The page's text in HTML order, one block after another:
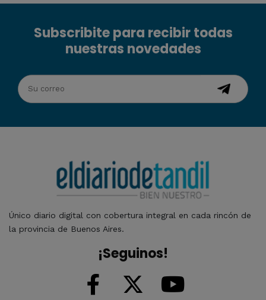
Subscribite para recibir todas
nuestras novedades
Único diario digital con cobertura integral en cada rincón de
la provincia de Buenos Aires.
¡Seguinos!